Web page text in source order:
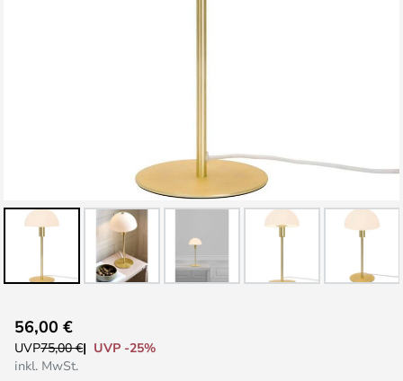
Anfang
der
56,00 €
UVP75,00 €
UVP -25%
inkl. MwSt.